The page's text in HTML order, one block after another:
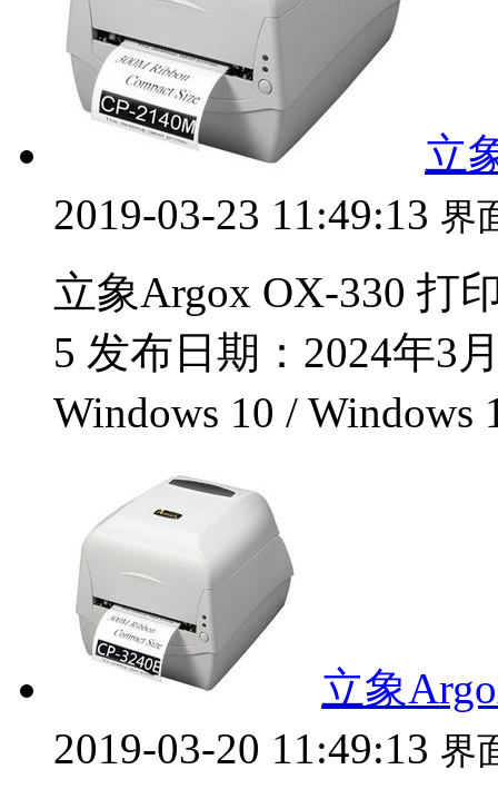
立
2019-03-23 11:49:13 界
立象Argox OX-330 打
5 发布日期：2024年3
Windows 10 / Windows
立象
2019-03-20 11:49:13 界